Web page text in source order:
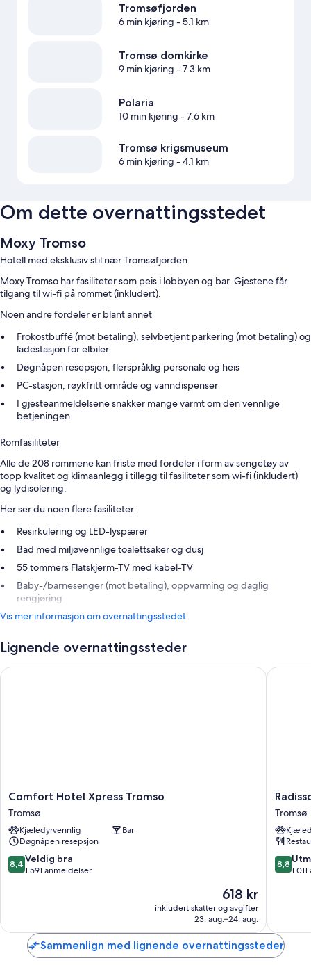
Tromsøfjorden
6 min kjøring - 5.1 km
Tromsø domkirke
9 min kjøring - 7.3 km
Polaria
10 min kjøring - 7.6 km
Tromsø krigsmuseum
6 min kjøring - 4.1 km
Om dette overnattingsstedet
Moxy Tromso
Hotell med eksklusiv stil nær Tromsøfjorden
Moxy Tromso har fasiliteter som peis i lobbyen og bar. Gjestene får
tilgang til wi-fi på rommet (inkludert).
Noen andre fordeler er blant annet
Frokostbuffé (mot betaling), selvbetjent parkering (mot betaling) og
ladestasjon for elbiler
Døgnåpen resepsjon, flerspråklig personale og heis
PC-stasjon, røykfritt område og vanndispenser
I gjesteanmeldelsene snakker mange varmt om den vennlige
betjeningen
Romfasiliteter
Alle de 208 rommene kan friste med fordeler i form av sengetøy av
topp kvalitet og klimaanlegg i tillegg til fasiliteter som wi-fi (inkludert)
og lydisolering.
Her ser du noen flere fasiliteter:
Resirkulering og LED-lyspærer
Bad med miljøvennlige toalettsaker og dusj
55 tommers Flatskjerm-TV med kabel-TV
Baby-/barnesenger (mot betaling), oppvarming og daglig
rengjøring
Vis mer informasjon om overnattingsstedet
Lignende overnattingssteder
Comfort
Hotel
Xpress
Tromso
Tromsø
Comfort Hotel Xpress Tromso
Tromsø
Kjæledyrvennlig
Bar
Døgnåpen resepsjon
8.4
av
anmeldelser
8,4 Veldig bra
1 591 anmeldelser
Prisen
er
618 kr
618 kr
inkludert skatter og avgifter
23. aug.–24. aug.
Comfort Hotel Xpress Tromso
Blu
Hotel,
Tromso
Tromsø
Tromsø
8.8
av
8,8
1
Sammenlign med lignende overnattingssteder